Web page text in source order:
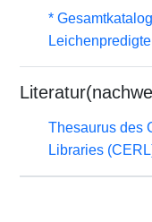
*
Thesaurus des
Libraries